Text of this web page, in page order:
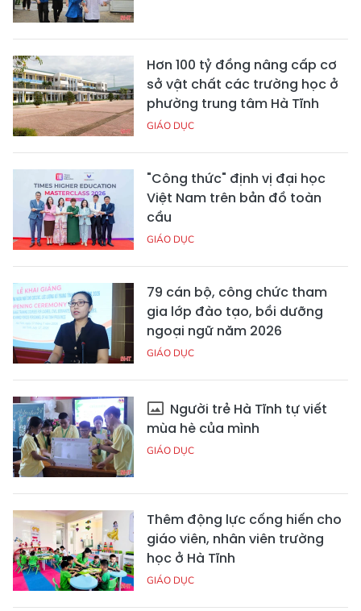
Hơn 100 tỷ đồng nâng cấp cơ
sở vật chất các trường học ở
phường trung tâm Hà Tĩnh
GIÁO DỤC
"Công thức" định vị đại học
Việt Nam trên bản đồ toàn
cầu
GIÁO DỤC
79 cán bộ, công chức tham
gia lớp đào tạo, bồi dưỡng
ngoại ngữ năm 2026
GIÁO DỤC
Người trẻ Hà Tĩnh tự viết
mùa hè của mình
GIÁO DỤC
Thêm động lực cống hiến cho
giáo viên, nhân viên trường
học ở Hà Tĩnh
GIÁO DỤC